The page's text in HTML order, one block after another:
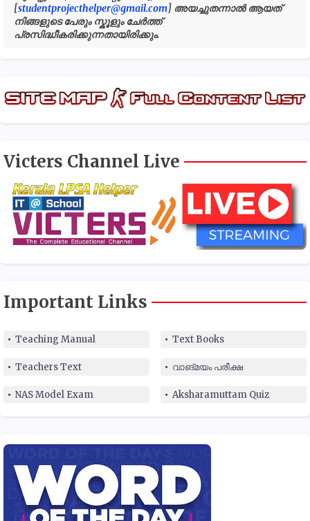
[studentprojecthelper@gmail.com] അയച്ചുതന്നാൽ ആയത്
നിങ്ങളുടെ പേരും സ്കൂളും ചേർത്ത്
പ്രസിദ്ധീകരിക്കുന്നതായിരിക്കും.
Victers Channel Live
Important Links
Teaching Manual Text Books
Teachers Text വാങ്മയം പരീക്ഷ
NAS Model Exam Aksharamuttam Quiz